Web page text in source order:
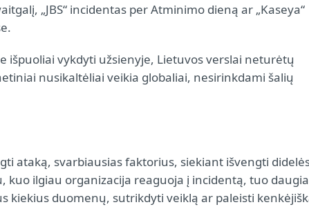
„JBS“ incidentas per Atminimo dieną ar „Kaseya“
išpuoliai vykdyti užsienyje, Lietuvos verslai neturėtų
nusikaltėliai veikia globaliai, nesirinkdami šalių
ataką, svarbiausias faktorius, siekiant išvengti
kuo ilgiau organizacija reaguoja į incidentą, tuo
kiekius duomenų, sutrikdyti veiklą ar paleisti